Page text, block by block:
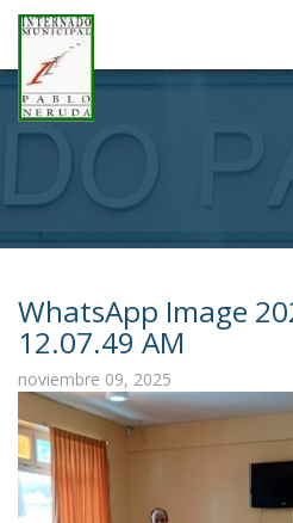
WhatsApp Image
12.07.49 AM
noviembre 09, 2025